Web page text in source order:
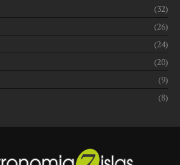
(32)
(26)
(24)
(20)
(9)
(8)